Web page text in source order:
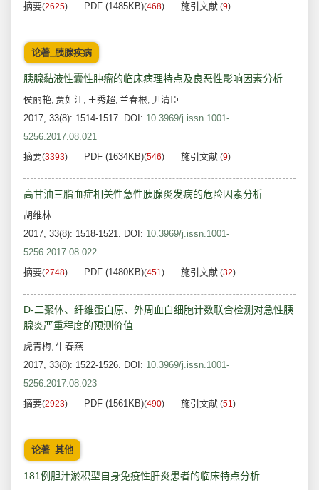
摘要(2625) PDF (1485KB)(468) 施引文献 (9)
论著_胰腺疾病
胰腺黏液性囊性肿瘤的临床病理特点及良恶性影响因素分析
侯丽艳, 贾如江, 王秀超, 兰春根, 尹清臣
2017, 33(8): 1514-1517. DOI: 10.3969/j.issn.1001-
5256.2017.08.021
摘要(3393) PDF (1634KB)(546) 施引文献 (9)
高甘油三脂血症相关性急性胰腺炎发病的危险因素分析
胡维林
2017, 33(8): 1518-1521. DOI: 10.3969/j.issn.1001-
5256.2017.08.022
摘要(2748) PDF (1480KB)(451) 施引文献 (32)
D-二聚体、纤维蛋白原、外周血白细胞计数联合检测对急性胰
腺炎严重程度的预测价值
虎青梅, 牛春燕
2017, 33(8): 1522-1526. DOI: 10.3969/j.issn.1001-
5256.2017.08.023
摘要(2923) PDF (1561KB)(490) 施引文献 (51)
论著_其他
181例胆汁淤积型自身免疫性肝炎患者的临床特点分析